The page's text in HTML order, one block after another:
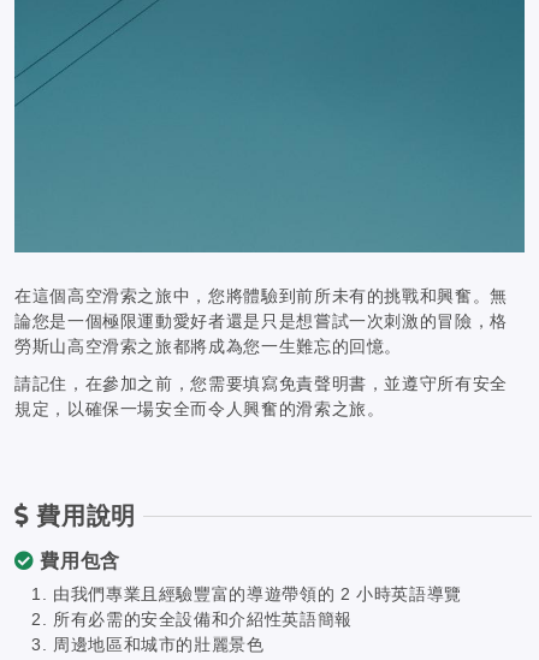
在這個高空滑索之旅中，您將體驗到前所未有的挑戰和興奮。無
論您是一個極限運動愛好者還是只是想嘗試一次刺激的冒險，格
勞斯山高空滑索之旅都將成為您一生難忘的回憶。
請記住，在參加之前，您需要填寫免責聲明書，並遵守所有安全
規定，以確保一場安全而令人興奮的滑索之旅。
費用說明
費用包含
由我們專業且經驗豐富的導遊帶領的 2 小時英語導覽
所有必需的安全設備和介紹性英語簡報
周邊地區和城市的壯麗景色